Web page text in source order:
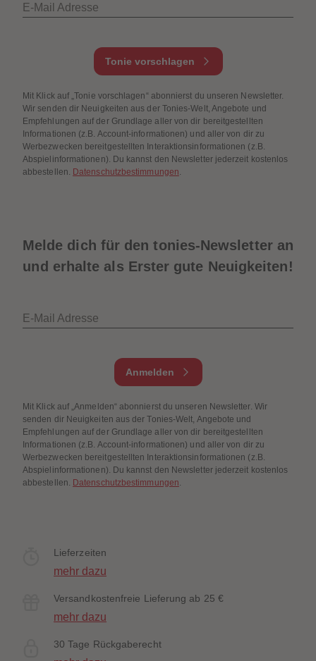
E-Mail Adresse
Tonie vorschlagen
Mit Klick auf „Tonie vorschlagen“ abonnierst du unseren Newsletter.
Wir senden dir Neuigkeiten aus der Tonies-Welt, Angebote und
Empfehlungen auf der Grundlage aller von dir bereitgestellten
Informationen (z.B. Account-informationen) und aller von dir zu
Werbezwecken bereitgestellten Interaktionsinformationen (z.B.
Abspielinformationen). Du kannst den Newsletter jederzeit kostenlos
abbestellen. Datenschutzbestimmungen
Melde dich für den tonies-Newsletter an
und erhalte als Erster gute Neuigkeiten!
E-Mail Adresse
Anmelden
Mit Klick auf „Anmelden“ abonnierst du unseren Newsletter. Wir
senden dir Neuigkeiten aus der Tonies-Welt, Angebote und
Empfehlungen auf der Grundlage aller von dir bereitgestellten
Informationen (z.B. Account-informationen) und aller von dir zu
Werbezwecken bereitgestellten Interaktionsinformationen (z.B.
Abspielinformationen). Du kannst den Newsletter jederzeit kostenlos
abbestellen. Datenschutzbestimmungen
Lieferzeiten
mehr dazu
Versandkostenfreie Lieferung ab 25 €
mehr dazu
30 Tage Rückgaberecht